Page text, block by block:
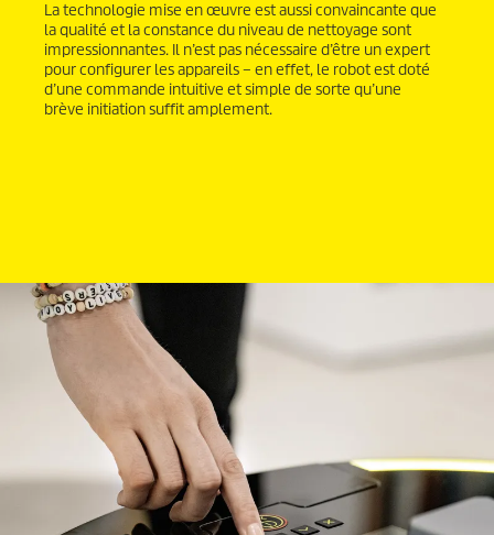
La technologie mise en œuvre est aussi convaincante que
la qualité et la constance du niveau de nettoyage sont
impressionnantes. Il n’est pas nécessaire d’être un expert
pour configurer les appareils – en effet, le robot est doté
d’une commande intuitive et simple de sorte qu’une
brève initiation suffit amplement.